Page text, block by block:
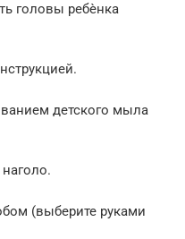
головы ребѐнка
детского мыла
(выберите руками